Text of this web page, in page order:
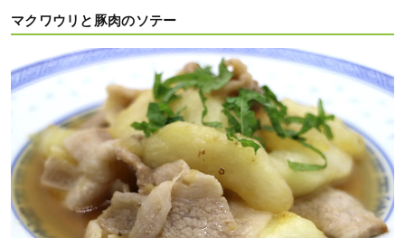
マクワウリと豚肉のソテー